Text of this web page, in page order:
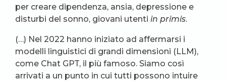
per creare dipendenza, ansia, depressione e
disturbi del sonno, giovani utenti in primis.
(…) Nel 2022 hanno iniziato ad affermarsi i
modelli linguistici di grandi dimensioni (LLM),
come Chat GPT, il più famoso. Siamo così
arrivati a un punto in cui tutti possono intuire